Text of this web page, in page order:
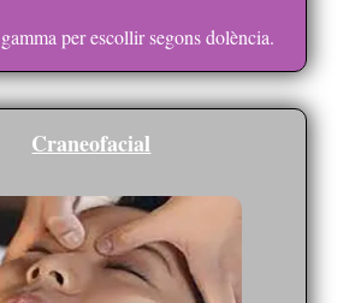
per escollir segons dolència.
Craneofacial